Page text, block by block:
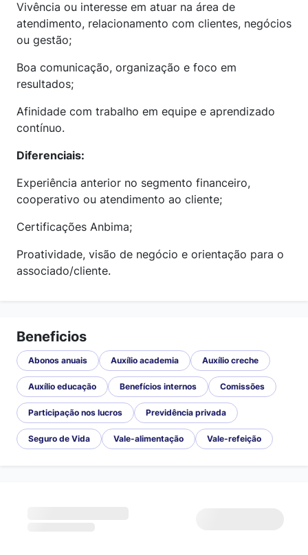
Vivência ou interesse em atuar na área de
atendimento, relacionamento com clientes, negócios
ou gestão;
Boa comunicação, organização e foco em
resultados;
Afinidade com trabalho em equipe e aprendizado
contínuo.
Diferenciais:
Experiência anterior no segmento financeiro,
cooperativo ou atendimento ao cliente;
Certificações Anbima;
Proatividade, visão de negócio e orientação para o
associado/cliente.
Beneficios
Abonos anuais Auxílio academia Auxílio creche
Auxílio educação Benefícios internos Comissões
Participação nos lucros Previdência privada
Seguro de Vida Vale-alimentação Vale-refeição